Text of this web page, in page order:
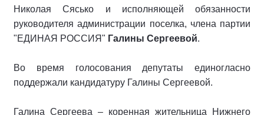
Николая Сясько и исполняющей обязанности
руководителя администрации поселка, члена партии
"ЕДИНАЯ РОССИЯ" Галины Сергеевой.
Во время голосования депутаты единогласно
поддержали кандидатуру Галины Сергеевой.
Галина Сергеева – коренная жительница Нижнего